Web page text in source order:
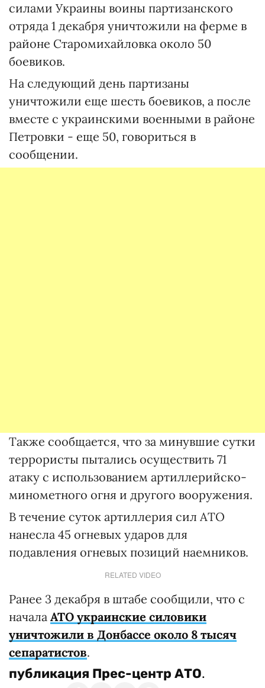
силами Украины воины партизанского
отряда 1 декабря уничтожили на ферме в
районе Старомихайловка около 50
боевиков.
На следующий день партизаны
уничтожили еще шесть боевиков, а после
вместе с украинскими военными в районе
Петровки - еще 50, говориться в
сообщении.
Также сообщается, что за минувшие сутки
террористы пытались осуществить 71
атаку с использованием артиллерийско-
минометного огня и другого вооружения.
В течение суток артиллерия сил АТО
нанесла 45 огневых ударов для
подавления огневых позиций наемников.
RELATED VIDEO
Ранее 3 декабря в штабе сообщили, что с
начала АТО украинские силовики
уничтожили в Донбассе около 8 тысяч
сепаратистов.
публикация Прес-центр АТО.